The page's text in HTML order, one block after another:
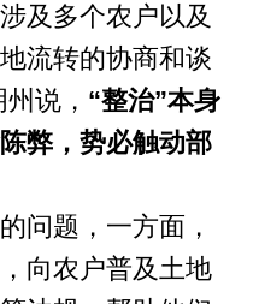
及多个农户以及
流转的协商和谈
说， “整治”本身
弊，势必触动部
题，一方面，
向农户普及土地